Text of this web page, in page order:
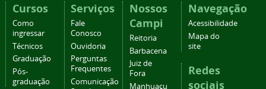
Cursos
Como
ingressar
Técnicos
Graduação
Pós-
graduação
Serviços
Fale
Conosco
Ouvidoria
Perguntas
Frequentes
Comunicação
Nossos
Campi
Reitoria
Barbacena
Juiz de
Fora
Manhuaçu
Navegação
Acessibilidade
Mapa do
site
Redes
sociais